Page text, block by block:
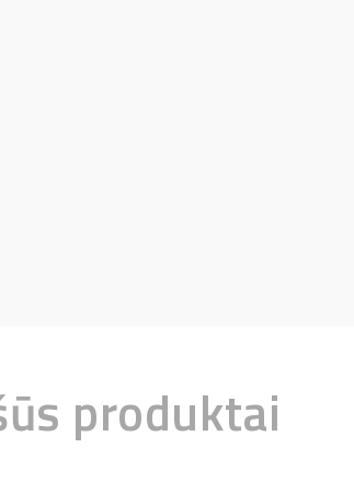
produktai